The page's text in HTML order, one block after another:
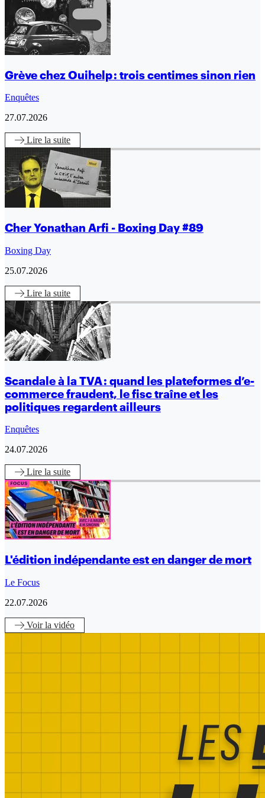
Grève chez Ouihelp : trois centimes sinon rien
Enquêtes
27.07.2026
Lire la suite
Cher Yonathan Arfi - Boxing Day #89
Boxing Day
25.07.2026
Lire la suite
Scandale à la TVA : quand les plateformes d’e-
commerce fraudent, le fisc traîne et les
politiques regardent ailleurs
Enquêtes
24.07.2026
Lire la suite
L'édition indépendante est en danger de mort
Le Focus
22.07.2026
Voirla vidéo